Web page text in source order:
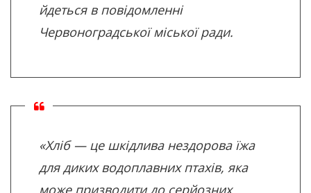
йдеться в повідомленні
Червоноградської міської ради.
«Хліб — це шкідлива нездорова їжа
для диких водоплавних птахів, яка
може призводити до серйозних